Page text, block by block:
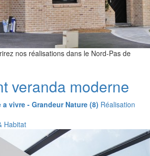
nos réalisations dans le Nord-Pas de
veranda moderne
a vivre - Grandeur Nature (8) Réalisation
Habitat